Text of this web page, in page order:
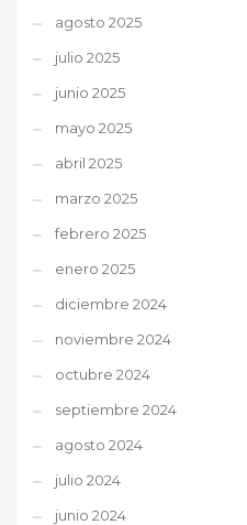
agosto 2025
julio 2025
junio 2025
mayo 2025
abril 2025
marzo 2025
febrero 2025
enero 2025
diciembre 2024
noviembre 2024
octubre 2024
septiembre 2024
agosto 2024
julio 2024
junio 2024